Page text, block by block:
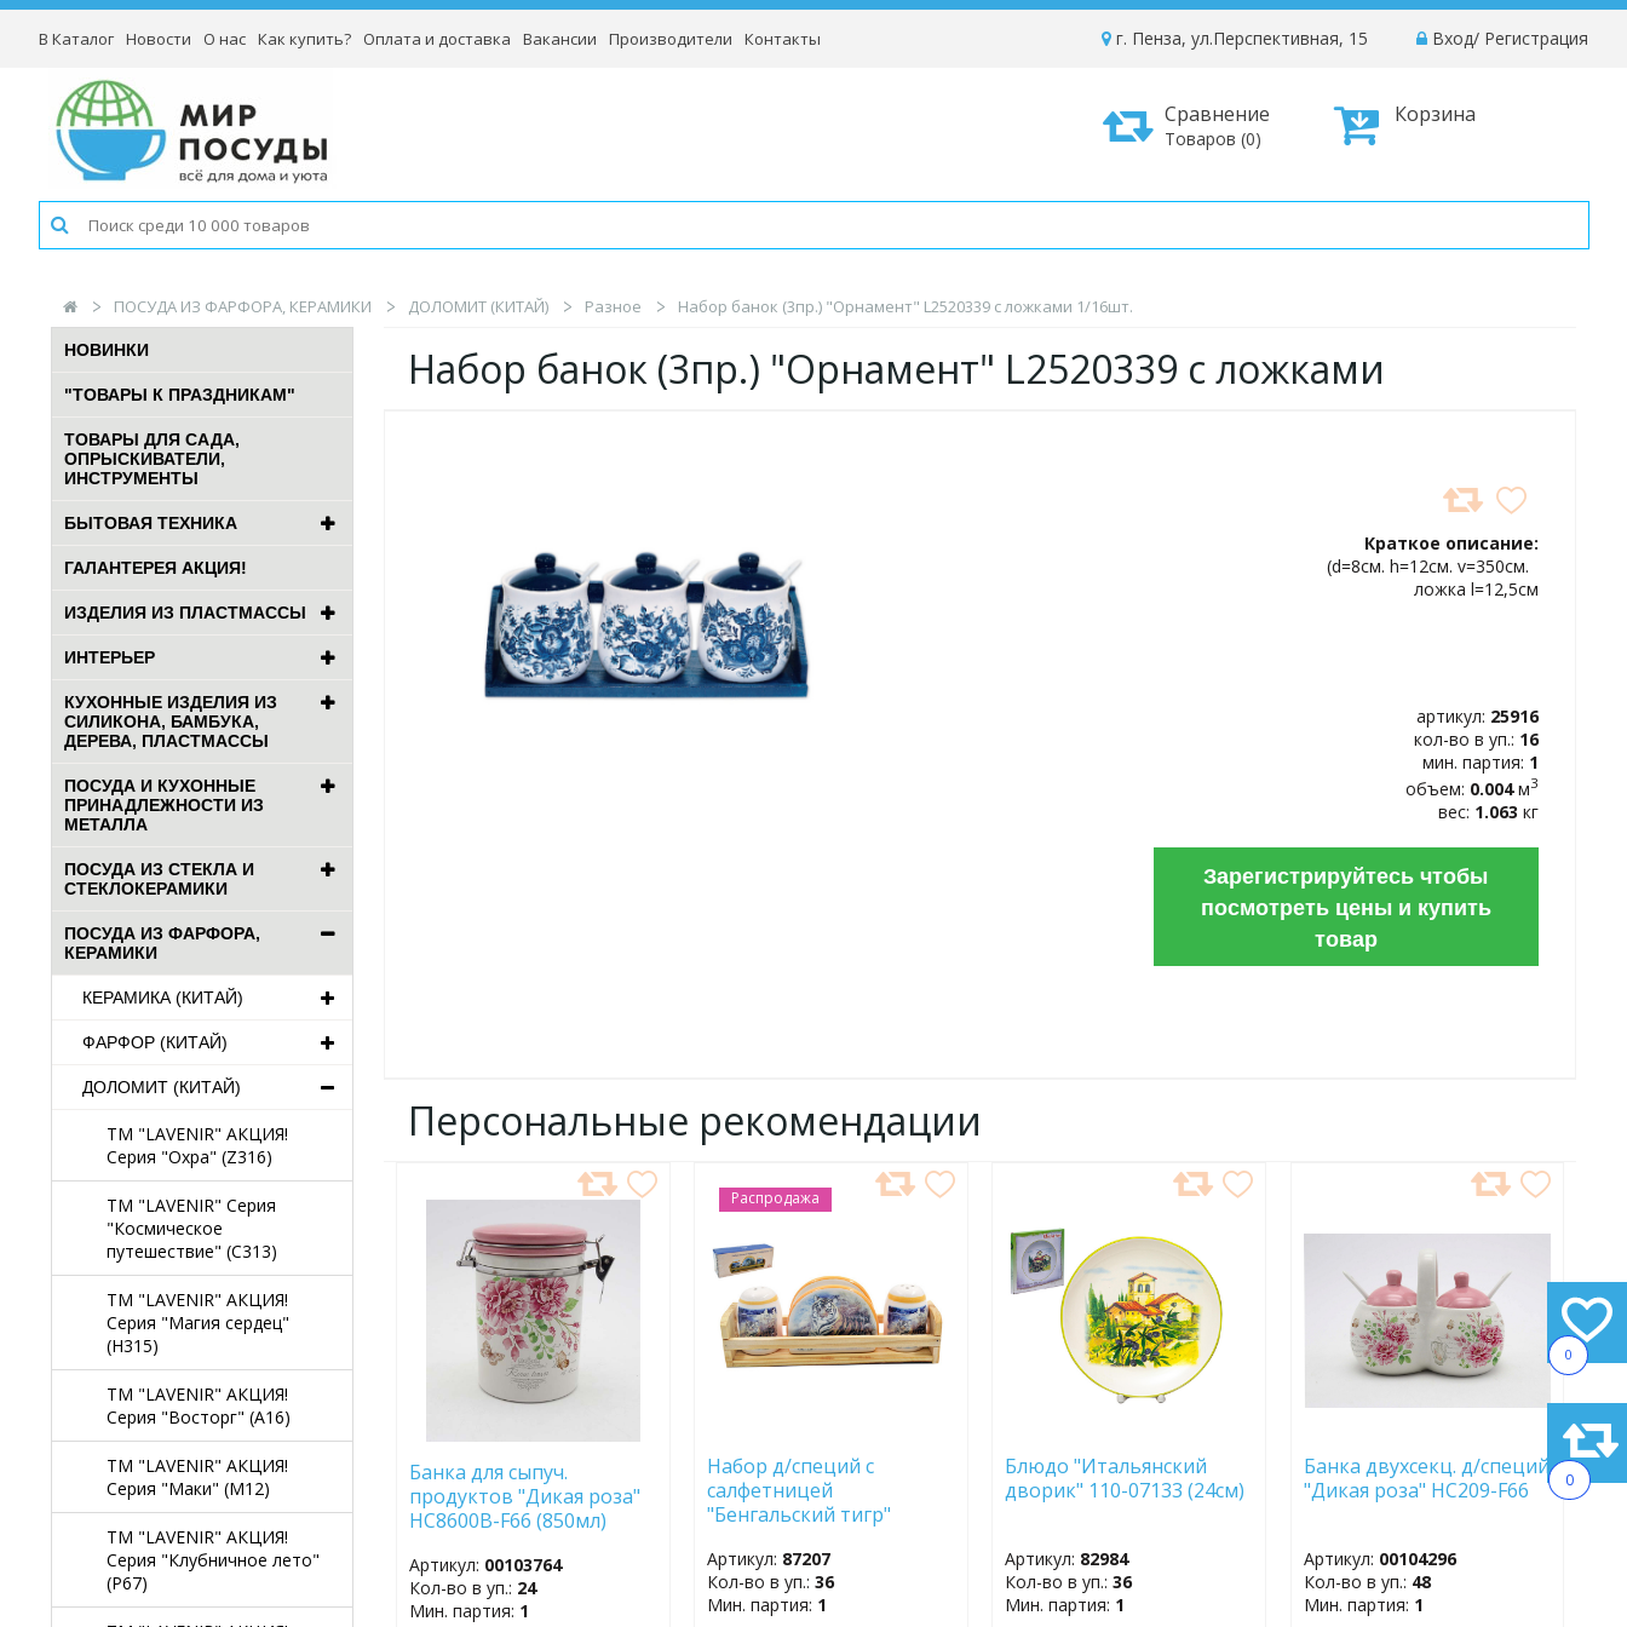
0
0
В Каталог Новости О нас Как купить? Оплата и доставка Вакансии Производители Контакты Вход/ Регистрация
г. Пенза, ул.Перспективная, 15
Корзина
Сравнение
Товаров (0)
ПОСУДА ИЗ ФАРФОРА, КЕРАМИКИ ДОЛОМИТ (КИТАЙ) Разное Набор банок (3пр.) "Орнамент" L2520339 с ложками 1/16шт.
НОВИНКИ
"ТОВАРЫ К ПРАЗДНИКАМ"
ТОВАРЫ ДЛЯ САДА,
ОПРЫСКИВАТЕЛИ,
ИНСТРУМЕНТЫ
БЫТОВАЯ ТЕХНИКА
ГАЛАНТЕРЕЯ АКЦИЯ!
ИЗДЕЛИЯ ИЗ ПЛАСТМАССЫ
ИНТЕРЬЕР
КУХОННЫЕ ИЗДЕЛИЯ ИЗ
СИЛИКОНА, БАМБУКА,
ДЕРЕВА, ПЛАСТМАССЫ
ПОСУДА И КУХОННЫЕ
ПРИНАДЛЕЖНОСТИ ИЗ
МЕТАЛЛА
ПОСУДА ИЗ СТЕКЛА И
СТЕКЛОКЕРАМИКИ
ПОСУДА ИЗ ФАРФОРА,
КЕРАМИКИ
КЕРАМИКА (КИТАЙ)
ФАРФОР (КИТАЙ)
ДОЛОМИТ (КИТАЙ)
TM "LAVENIR" АКЦИЯ!
Серия "Охра" (Z316)
TM "LAVENIR" Серия
"Космическое
путешествие" (C313)
TM "LAVENIR" АКЦИЯ!
Серия "Магия сердец"
(H315)
TM "LAVENIR" АКЦИЯ!
Серия "Восторг" (A16)
TM "LAVENIR" АКЦИЯ!
Серия "Маки" (M12)
TM "LAVENIR" АКЦИЯ!
Серия "Клубничное лето"
(P67)
Набор банок (3пр.) "Орнамент" L2520339 с ложками
Краткое описание:
(d=8см. h=12см. v=350см.
ложка l=12,5см
артикул: 25916
кол-во в уп.: 16
мин. партия: 1
объем: 0.004м3
вес: 1.063 кг
Зарегистрируйтесь чтобы
посмотреть цены и купить
товар
Персональные рекомендации
ДОБАВИТЬ
ИЗБРАННОЕ
Банка для сыпуч.
продуктов "Дикая роза"
HC8600B-F66 (850мл)
Артикул: 00103764
Кол-во в уп.: 24
Мин. партия: 1
Распродажа
ДОБАВИТЬ
В
ИЗБРАННОЕ
Набор д/специй с
салфетницей
"Бенгальский тигр"
Артикул: 87207
Кол-во в уп.:36
Мин. партия: 1
ИЗБРАННОЕ
Блюдо "Итальянский
дворик" 110-07133 (24см)
Артикул: 82984
Кол-во в уп.:36
Мин. партия: 1
ИЗБРАННОЕ
Банка двухсекц. д/специй
"Дикая роза" HC209-F66
Артикул: 00104296
Кол-во в уп.: 48
Мин. партия: 1